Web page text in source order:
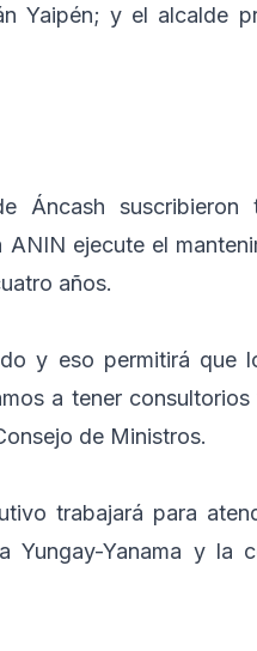
Yaipén; y el alcalde
Áncash suscribieron
ejecute el
años.
y eso permitirá que
a tener
de Ministros.
trabajará para
Yungay-Yanama y la